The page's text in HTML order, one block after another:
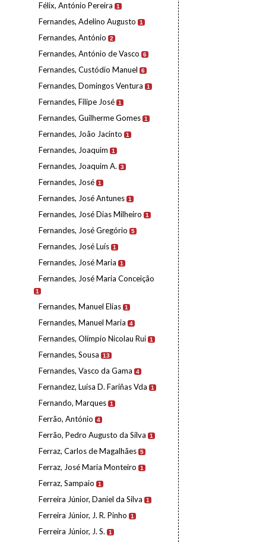
Félix, António Pereira 1
Fernandes, Adelino Augusto 1
Fernandes, António 2
Fernandes, António de Vasco 6
Fernandes, Custódio Manuel 6
Fernandes, Domingos Ventura 1
Fernandes, Filipe José 1
Fernandes, Guilherme Gomes 1
Fernandes, João Jacinto 1
Fernandes, Joaquim 1
Fernandes, Joaquim A. 3
Fernandes, José 1
Fernandes, José Antunes 1
Fernandes, José Dias Milheiro 1
Fernandes, José Gregório 5
Fernandes, José Luís 1
Fernandes, José Maria 1
Fernandes, José Maria Conceição
1
Fernandes, Manuel Elias 1
Fernandes, Manuel Maria 4
Fernandes, Olímpio Nicolau Rui 1
Fernandes, Sousa 13
Fernandes, Vasco da Gama 4
Fernandez, Luísa D. Fariñas Vda 1
Fernando, Marques 1
Ferrão, António 4
Ferrão, Pedro Augusto da Silva 1
Ferraz, Carlos de Magalhães 5
Ferraz, José Maria Monteiro 1
Ferraz, Sampaio 1
Ferreira Júnior, Daniel da Silva 1
Ferreira Júnior, J. R. Pinho 1
Ferreira Júnior, J. S. 1